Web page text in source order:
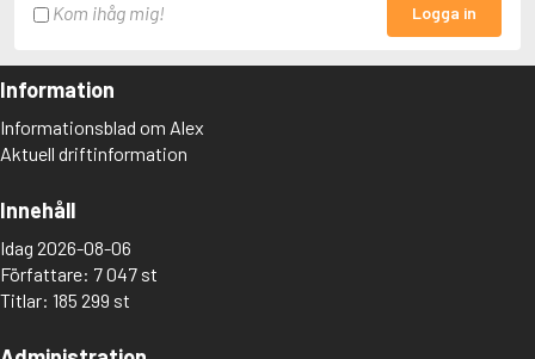
Kom ihåg mig! Logga in
Information
Informationsblad om Alex
Aktuell driftinformation
Innehåll
Idag 2026-08-06
Författare: 7 047 st
Titlar: 185 299 st